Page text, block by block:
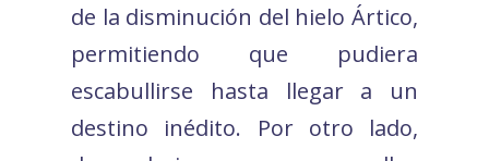
de la disminución del hielo Ártico,
permitiendo que pudiera
escabullirse hasta llegar a un
destino inédito. Por otro lado,